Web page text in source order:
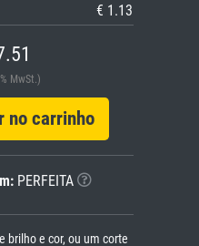
€ 1.13
MwSt.)
carrinho
PERFEITA
brilho e cor, ou um corte